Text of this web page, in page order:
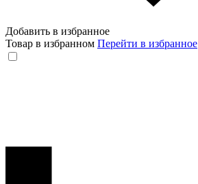
Добавить в избранное
Товар в избранном Перейти в избранное